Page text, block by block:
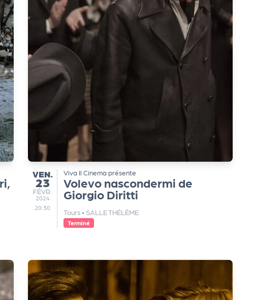
VENDREDI
VEN.
23
FÉVRIER
FÉVR.
2024
20:30
Viva Il Cinema présente
Volevo nascondermi de
Giorgio Diritti
Tours • SALLE THÉLÈME
Terminé